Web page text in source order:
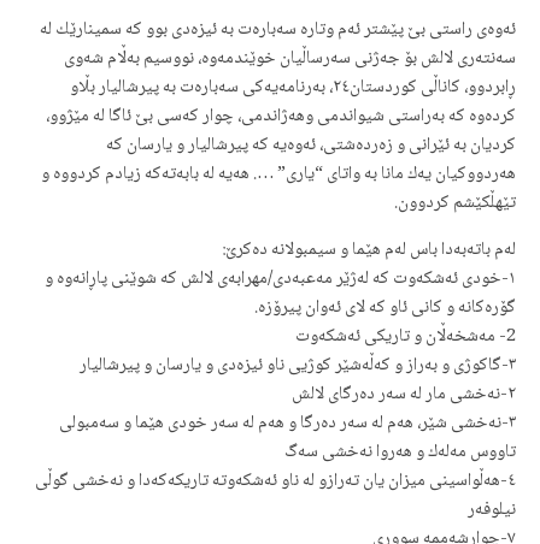
ئەوەی راستی بێ پێشتر ئەم وتارە سەبارەت بە ئیزەدی بوو كە سمینارێك لە
سەنتەری لالش بۆ جەژنی سەرساڵیان خوێندمەوە، نووسیم بەڵام شەوی
ڕابردوو، كاناڵی كوردستان٢٤، بەرنامەیەكی سەبارەت بە پیرشالیار بڵاو
كردەوە كە بەراستی شیواندمی وهەژاندمی، چوار كەسی بێ ئاگا لە مێژوو،
كردیان بە ئێرانی و زەردەشتی، ئەوەیە كە پیرشالیار و یارسان كە
هەردووكیان یەك مانا بە واتای “یاری” …. هەیە لە بابەتەكە زیادم كردووە و
تێهڵكێشم كردوون.
لەم باتەبەدا باس لەم هێما و سیمبولانە دەكرێ:
١-خودی ئەشكەوت كە لەژێر مەعبەدی/مهرابەی لالش كە شوێنی پاڕانەوە و
گۆرەكانە و كانی ئاو كە لای ئەوان پیرۆزە.
2- مەشخەڵان و تاریكی ئەشكەوت
٣-گاكوژی و بەراز و كەڵەشێر كوژیی ناو ئیزەدی و یارسان و پیرشالیار
٢-نەخشی مار لە سەر دەرگای لالش
٣-نەخشی شێر، هەم لە سەر دەرگا و هەم لە سەر خودی هێما و سەمبولی
تاووس مەلەك و هەروا نەخشی سەگ
٤-هەڵواسینی میزان یان تەرازو لە ناو ئەشكەوتە تاریكەكەدا و نەخشی گوڵی
نیلوفەر